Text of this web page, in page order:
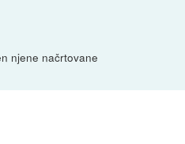
njene načrtovane